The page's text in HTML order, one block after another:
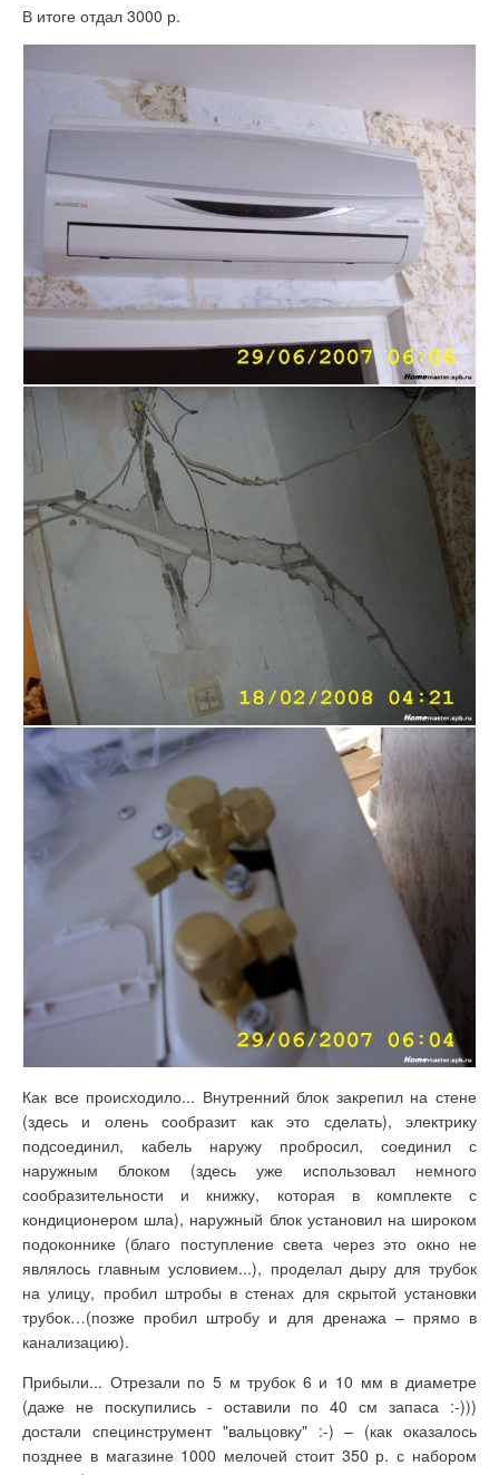
В итоге отдал 3000 р.
Как все происходило... Внутренний блок закрепил на стене
(здесь и олень сообразит как это сделать), электрику
подсоединил, кабель наружу пробросил, соединил с
наружным блоком (здесь уже использовал немного
сообразительности и книжку, которая в комплекте с
кондиционером шла), наружный блок установил на широком
подоконнике (благо поступление света через это окно не
являлось главным условием...), проделал дыру для трубок
на улицу, пробил штробы в стенах для скрытой установки
трубок…(позже пробил штробу и для дренажа – прямо в
канализацию).
Прибыли... Отрезали по 5 м трубок 6 и 10 мм в диаметре
(даже не поскупились - оставили по 40 см запаса :-)))
достали специнструмент "вальцовку" :-) – (как оказалось
позднее в магазине 1000 мелочей стоит 350 р. с набором